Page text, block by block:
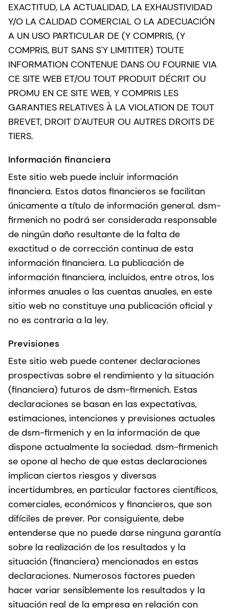
EXACTITUD, LA ACTUALIDAD, LA EXHAUSTIVIDAD
Y/O LA CALIDAD COMERCIAL O LA ADECUACIÓN
A UN USO PARTICULAR DE (Y COMPRIS, (Y
COMPRIS, BUT SANS S'Y LIMITITER) TOUTE
INFORMATION CONTENUE DANS OU FOURNIE VIA
CE SITE WEB ET/OU TOUT PRODUIT DÉCRIT OU
PROMU EN CE SITE WEB, Y COMPRIS LES
GARANTIES RELATIVES À LA VIOLATION DE TOUT
BREVET, DROIT D'AUTEUR OU AUTRES DROITS DE
TIERS.
Información financiera
Este sitio web puede incluir información
financiera. Estos datos financieros se facilitan
únicamente a título de información general. dsm-
firmenich no podrá ser considerada responsable
de ningún daño resultante de la falta de
exactitud o de corrección continua de esta
información financiera. La publicación de
información financiera, incluidos, entre otros, los
informes anuales o las cuentas anuales, en este
sitio web no constituye una publicación oficial y
no es contraria a la ley.
Previsiones
Este sitio web puede contener declaraciones
prospectivas sobre el rendimiento y la situación
(financiera) futuros de dsm-firmenich. Estas
declaraciones se basan en las expectativas,
estimaciones, intenciones y previsiones actuales
de dsm-firmenich y en la información de que
dispone actualmente la sociedad. dsm-firmenich
se opone al hecho de que estas declaraciones
implican ciertos riesgos y diversas
incertidumbres, en particular factores científicos,
comerciales, económicos y financieros, que son
difíciles de prever. Por consiguiente, debe
entenderse que no puede darse ninguna garantía
sobre la realización de los resultados y la
situación (financiera) mencionados en estas
declaraciones. Numerosos factores pueden
hacer variar sensiblemente los resultados y la
situación real de la empresa en relación con